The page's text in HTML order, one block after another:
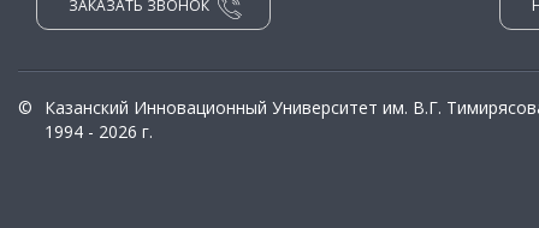
ЗАКАЗАТЬ ЗВОНОК
©
Казанский Инновационный Университет им. В.Г.
1994 - 2026 г.